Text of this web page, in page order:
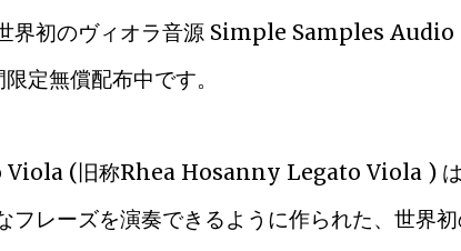
界初のヴィオラ音源 Simple Samples
定無償配布中です。
(旧称Rhea Hosanny Legato Viola ) は
フレーズを演奏できるように作られた、世界